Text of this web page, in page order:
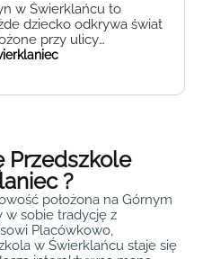
w Świerklańcu to
dziecko odkrywa świat
przy ulicy
przedszkole
i nowoczesnym
to idealne miejsce dla
swoje talenty i
Przedszkole
?
położona na Górnym
w sobie tradycję z
Placówkowo,
w Świerklańcu staje się